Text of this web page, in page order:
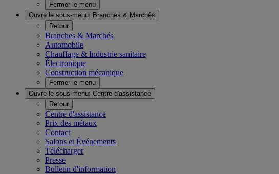
Fermer le menu
Ouvre le sous-menu: Branches & Marchés
Retour
Branches & Marchés
Automobile
Chauffage & Industrie sanitaire
Électronique
Construction mécanique
Fermer le menu
Ouvre le sous-menu: Centre d'assistance
Retour
Centre d'assistance
Prix des métaux
Contact
Salons et Événements
Télécharger
Presse
Bulletin d'information